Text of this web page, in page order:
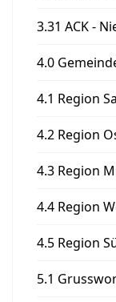
3.31 ACK -
4.0
4.1 Region
4.2 Region
4.3 Region
4.4 Region
4.5 Region
5.1